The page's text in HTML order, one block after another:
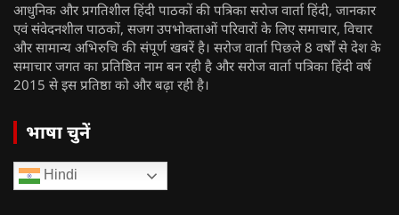
आधुनिक और प्रगतिशील हिंदी पाठकों की पत्रिका सरोज वार्ता हिंदी, जानकार
एवं संवेदनशील पाठकों, सजग उपभोक्ताओं परिवारों के लिए समाचार, विचार
और सामान्य अभिरुचि की संपूर्ण खबरें है। सरोज वार्ता पिछले 8 वर्षों से देश के
समाचार जगत का प्रतिष्ठित नाम बन रही है और सरोज वार्ता पत्रिका हिंदी वर्ष
2015 से इस प्रतिष्ठा को और बढ़ा रही है।
भाषा चुनें
Hindi